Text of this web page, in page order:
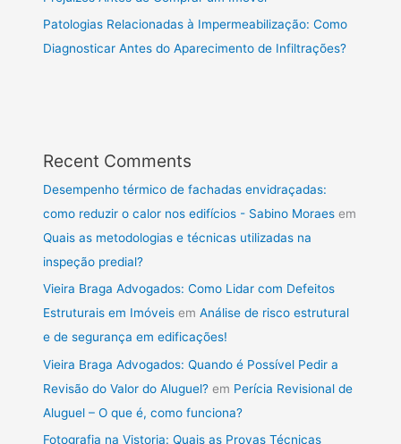
Patologias Relacionadas à Impermeabilização: Como
Diagnosticar Antes do Aparecimento de Infiltrações?
Recent Comments
Desempenho térmico de fachadas envidraçadas:
como reduzir o calor nos edifícios - Sabino Moraes em
Quais as metodologias e técnicas utilizadas na
inspeção predial?
Vieira Braga Advogados: Como Lidar com Defeitos
Estruturais em Imóveis emAnálise de risco estrutural
e de segurança em edificações!
Vieira Braga Advogados: Quando é Possível Pedir a
Revisão do Valor do Aluguel? em Perícia Revisional de
Aluguel – O que é, como funciona?
Fotografia na Vistoria: Quais as Provas Técnicas